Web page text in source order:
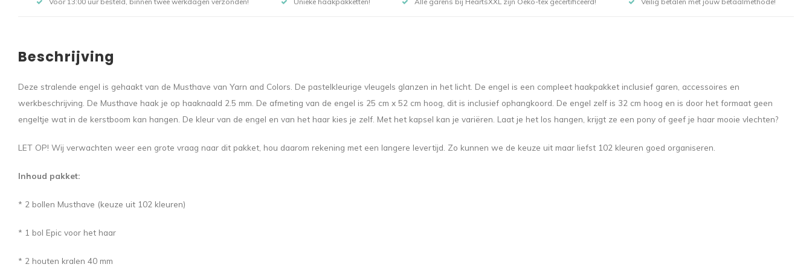
Beschrijving
Deze stralende engel is gehaakt van de Musthave van Yarn and Colors. De pastelkleurige vleugels glanzen in het licht. De engel is een compleet haakpakket inclusief garen, accessoires en
werkbeschrijving. De Musthave haak je op haaknaald 2.5 mm. De afmeting van de engel is 25 cm x 52 cm hoog, dit is inclusief ophangkoord. De engel zelf is 32 cm hoog en is door het formaat geen
engeltje wat in de kerstboom kan hangen. De kleur van de engel en van het haar kies je zelf. Met het kapsel kan je variëren. Laat je het los hangen, krijgt ze een pony of geef je haar mooie vlechten?
LET OP! Wij verwachten weer een grote vraag naar dit pakket, hou daarom rekening met een langere levertijd. Zo kunnen we de keuze uit maar liefst 102 kleuren goed organiseren.
Inhoud pakket:
* 2 bollen Musthave (keuze uit 102 kleuren)
* 1 bol Epic voor het haar
* 2 houten kralen 40 mm